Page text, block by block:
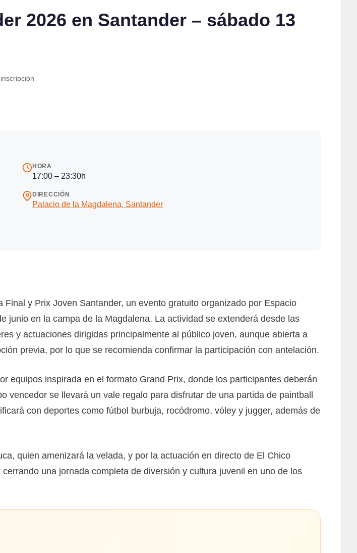
2026 en Santander – sábado 13
HORA
17:00 – 23:30h
DIRECCIÓN
Palacio de la Magdalena, Santander
y Prix Joven Santander, un evento gratuito organizado por Espacio
junio en la campa de la Magdalena. La actividad se extenderá desde las
y actuaciones dirigidas principalmente al público joven, aunque abierta a
previa, por lo que se recomienda confirmar la participación con antelación.
equipos inspirada en el formato Grand Prix, donde los participantes deberán
se llevará un vale regalo para disfrutar de una partida de paintball
con deportes como fútbol burbuja, rocódromo, vóley y jugger, además de
quien amenizará la velada, y por la actuación en directo de El Chico
una jornada completa de diversión y cultura juvenil en uno de los